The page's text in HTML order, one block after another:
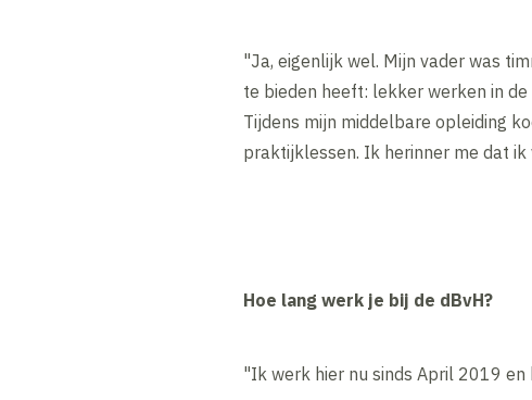
"Ja, eigenlijk wel. Mijn vader was
te bieden heeft: lekker werken in
Tijdens mijn middelbare opleiding
praktijklessen. Ik herinner me dat
Hoe lang werk je bij de dBvH?
"Ik werk hier nu sinds April 2019